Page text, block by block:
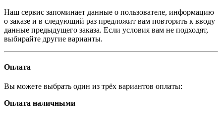
Наш сервис запоминает данные о пользователе, информацию
о заказе и в следующий раз предложит вам повторить к вводу
данные предыдущего заказа. Если условия вам не подходят,
выбирайте другие варианты.
Оплата
Вы можете выбрать один из трёх вариантов оплаты:
Оплата наличными